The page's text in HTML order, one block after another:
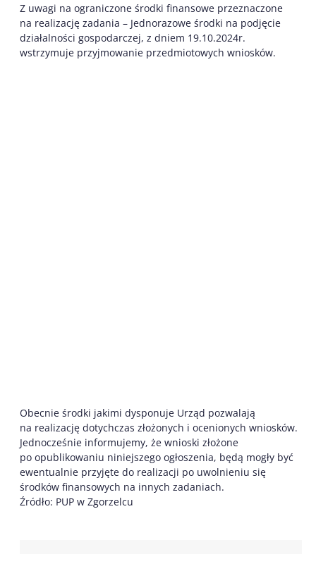
Z uwagi na ograniczone środki finansowe przeznaczone
na realizację zadania – Jednorazowe środki na podjęcie
działalności gospodarczej, z dniem 19.10.2024r.
wstrzymuje przyjmowanie przedmiotowych wniosków.
Obecnie środki jakimi dysponuje Urząd pozwalają
na realizację dotychczas złożonych i ocenionych wniosków.
Jednocześnie informujemy, że wnioski złożone
po opublikowaniu niniejszego ogłoszenia, będą mogły być
ewentualnie przyjęte do realizacji po uwolnieniu się
środków finansowych na innych zadaniach.
Źródło: PUP w Zgorzelcu